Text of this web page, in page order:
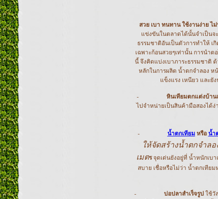
สวย เบา ทนทาน ใช้งานง่าย ไ
แข่งขันในตลาดได้นั้นจำเป็นจ
ธรรมชาติอันเป็นตัวการทำให้ เ
เฉพาะก้อนสวยๆเท่านั้น การนำ
นี้ จึงคิดแบ่งเบาภาระธรรมชาติ
หลักในการผลิต น้ำตกจำลอง ห
แข็งแรง เหนียว และยั
- หินเทียมตกแต่งบ้าน
ไปจำหน่ายเป็นสินค้ามือสองได้
- น้ำตกเทียมหรือ น้ำ
ให้จัดสร้างน้ำตกจำล
เมตรจุดเด่นยังอยู่ที่ น้ำหนักเบา
สบาย เชื่อหรือไม่ว่า น้ำตกเทีย
-บ่อปลาสำเร็จรูป ใช้วั